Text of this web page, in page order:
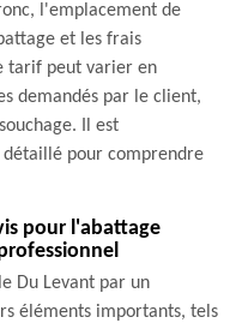
l'emplacement de
et les frais
tarif peut varier en
demandés par le client,
Il est
pour comprendre
pour l'abattage
Du Levant par un
éléments importants, tels